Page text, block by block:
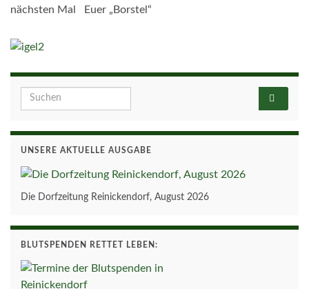
nächsten Mal Euer „Borstel“
Search for:
UNSERE AKTUELLE AUSGABE
Die Dorfzeitung Reinickendorf, August 2026
BLUTSPENDEN RETTET LEBEN: